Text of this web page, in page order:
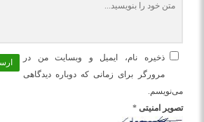
ذخیره نام، ایمیل و وبسایت من در
مرورگر برای زمانی که دوباره دیدگاهی
می‌نویسم.
تصویر امنیتی *